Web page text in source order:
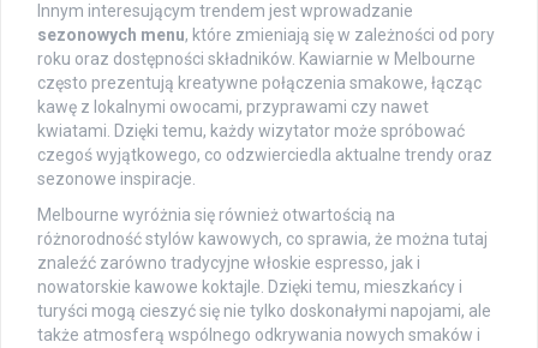
Innym interesującym trendem jest wprowadzanie
sezonowych menu, które zmieniają się w zależności od pory
roku oraz dostępności składników. Kawiarnie w Melbourne
często prezentują kreatywne połączenia smakowe, łącząc
kawę z lokalnymi owocami, przyprawami czy nawet
kwiatami. Dzięki temu, każdy wizytator może spróbować
czegoś wyjątkowego, co odzwierciedla aktualne trendy oraz
sezonowe inspiracje.
Melbourne wyróżnia się również otwartością na
różnorodność stylów kawowych, co sprawia, że można tutaj
znaleźć zarówno tradycyjne włoskie espresso, jak i
nowatorskie kawowe koktajle. Dzięki temu, mieszkańcy i
turyści mogą cieszyć się nie tylko doskonałymi napojami, ale
także atmosferą wspólnego odkrywania nowych smaków i